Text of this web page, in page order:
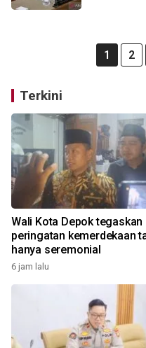
1 2
Terkini
Wali Kota Depok tegaskan
peringatan kemerdekaan
hanya seremonial
6 jam lalu